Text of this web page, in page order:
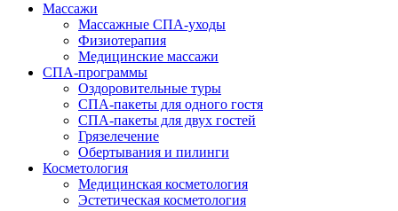
Массажи
Массажные СПА-уходы
Физиотерапия
Медицинские массажи
СПА-программы
Оздоровительные туры
СПА-пакеты для одного гостя
СПА-пакеты для двух гостей
Грязелечение
Обертывания и пилинги
Косметология
Медицинская косметология
Эстетическая косметология